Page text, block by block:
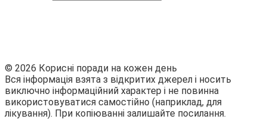
© 2026 Корисні поради на кожен день
Вся інформація взята з відкритих джерел і носить
виключно інформаційний характер і не повинна
використовуватися самостійно (наприклад, для
лікування). При копіюванні залишайте посилання.